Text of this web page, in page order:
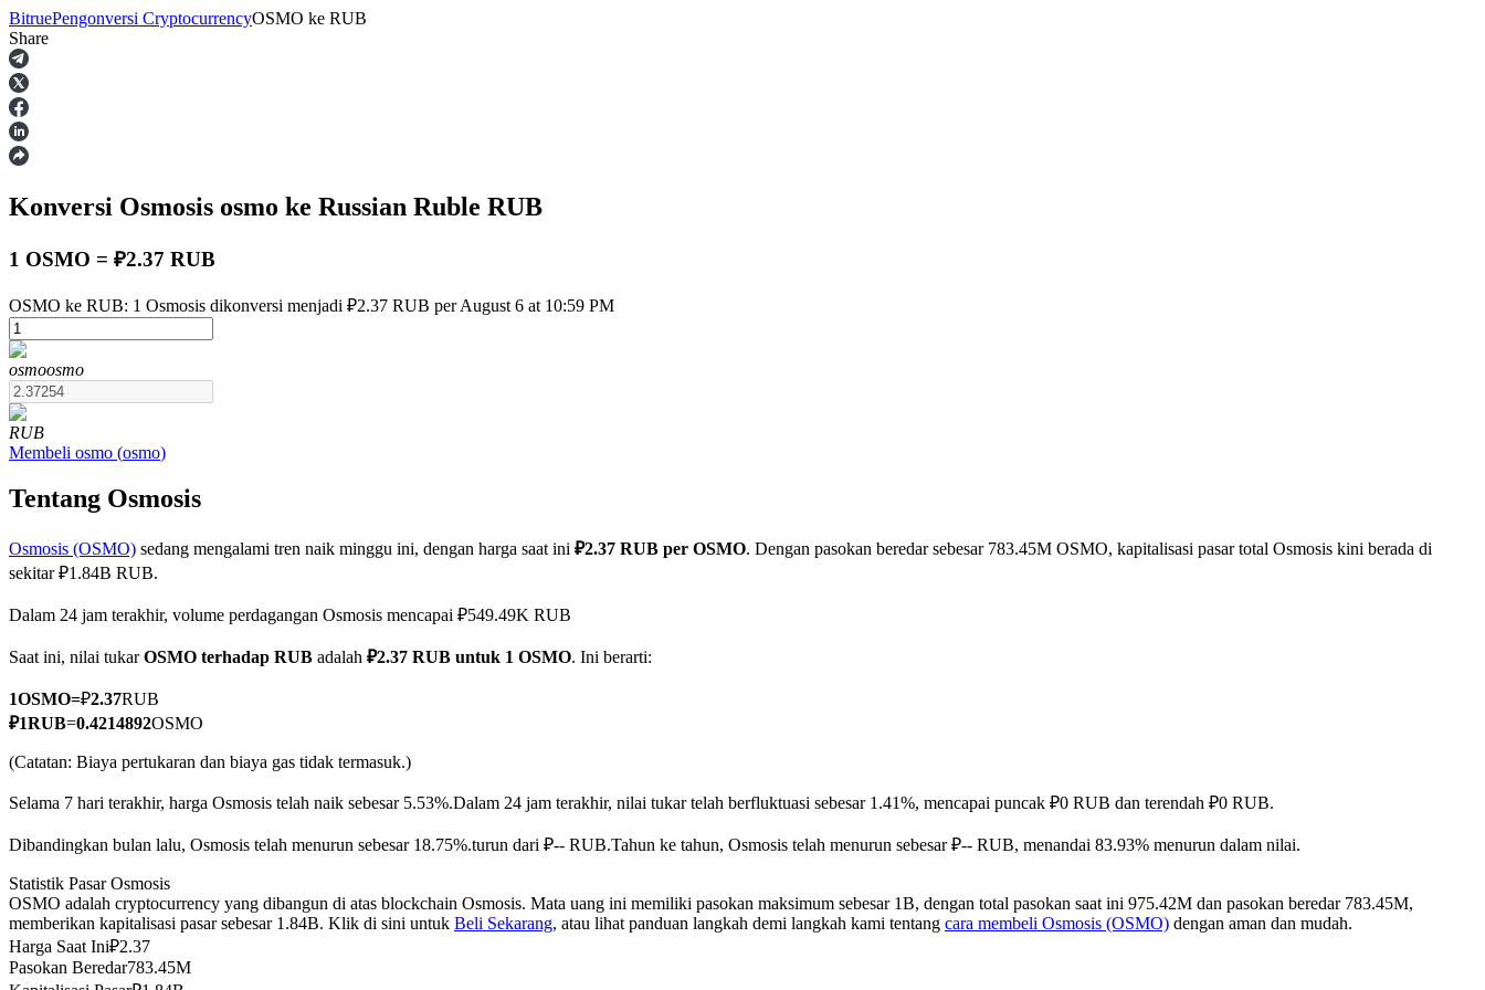
Berjangka
Kontrak berjangka menggunakan USDT sebagai jaminannya
TradFi
USDC Berjangka
BitruePengonversi CryptocurrencyOSMO ke RUB
Share
Konversi Osmosis osmo ke Russian Ruble RUB
1 OSMO = ₽2.37 RUB
OSMO ke RUB: 1 Osmosis dikonversi menjadi ₽2.37 RUB per August 6 at 10:59 PM
osmoosmo
RUB
Membeli osmo (osmo)
Tentang Osmosis
Osmosis (OSMO) sedang mengalami tren naik minggu ini, dengan harga saat ini ₽2.37 RUB per OSMO. Dengan pasokan beredar sebesar 783.45M OSMO, kapitalisasi pasar total Osmosis kini berada di
sekitar ₽1.84B RUB.
Dalam 24 jam terakhir, volume perdagangan Osmosis mencapai ₽549.49K RUB
Saat ini, nilai tukarOSMO terhadap RUB adalah ₽2.37 RUB untuk 1 OSMO. Ini berarti:
1OSMO=₽2.37RUB
₽1RUB=0.4214892OSMO
(Catatan: Biaya pertukaran dan biaya gas tidak termasuk.)
Selama 7 hari terakhir, harga Osmosis telah naik sebesar 5.53%.Dalam 24 jam terakhir, nilai tukar telah berfluktuasi sebesar 1.41%, mencapai puncak ₽0 RUB dan terendah ₽0 RUB.
Dibandingkan bulan lalu, Osmosis telah menurun sebesar 18.75%.turun dari ₽-- RUB.Tahun ke tahun, Osmosis telah menurun sebesar ₽-- RUB, menandai 83.93% menurun dalam nilai.
Statistik Pasar Osmosis
OSMO adalah cryptocurrency yang dibangun di atas blockchain Osmosis. Mata uang ini memiliki pasokan maksimum sebesar 1B, dengan total pasokan saat ini 975.42M dan pasokan beredar 783.45M,
memberikan kapitalisasi pasar sebesar 1.84B. Klik di sini untuk Beli Sekarang, atau lihat panduan langkah demi langkah kami tentang cara membeli Osmosis (OSMO) dengan aman dan mudah.
Harga Saat Ini₽2.37
Pasokan Beredar783.45M